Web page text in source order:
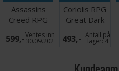
Assassins
Creed RPG
Animus
Handbook
599,-Ventes inn
30.09.2026
Coriolis RPG
Great Dark
Core
Rulebook
493,- Antall på
lager:4